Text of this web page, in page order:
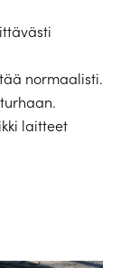
normaalisti.
laitteet